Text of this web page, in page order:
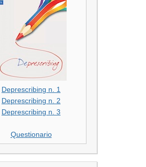
Deprescribing n. 1
Deprescribing n. 2
Deprescribing n. 3
Questionario